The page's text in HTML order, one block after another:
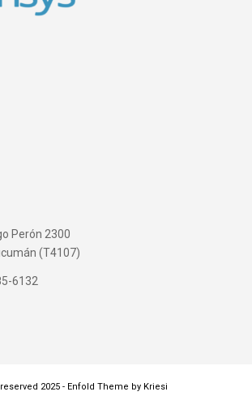
Perón 2300
(T4107)
6132
2025 - Enfold Theme by Kriesi